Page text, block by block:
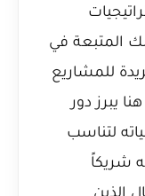
المتبعة في
للمشاريع
يبرز دور
لتناسب
شريكاً
الذين